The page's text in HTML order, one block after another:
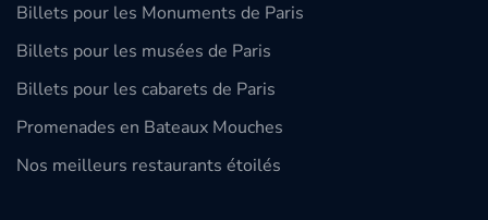
Billets pour les Monuments de Paris
Billets pour les musées de Paris
Billets pour les cabarets de Paris
Promenades en Bateaux Mouches
Nos meilleurs restaurants étoilés